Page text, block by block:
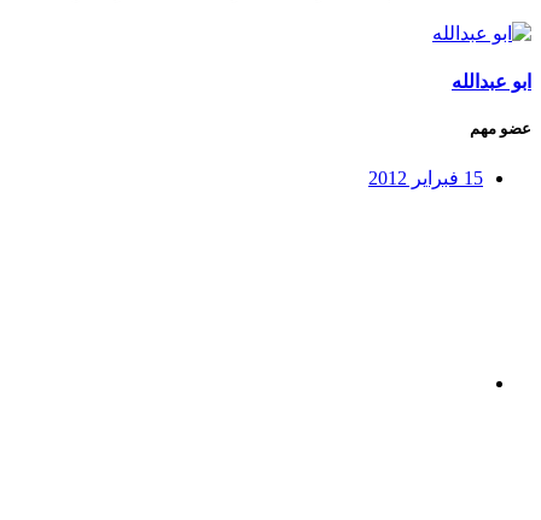
ابو عبدالله
عضو مهم
15 فبراير 2012